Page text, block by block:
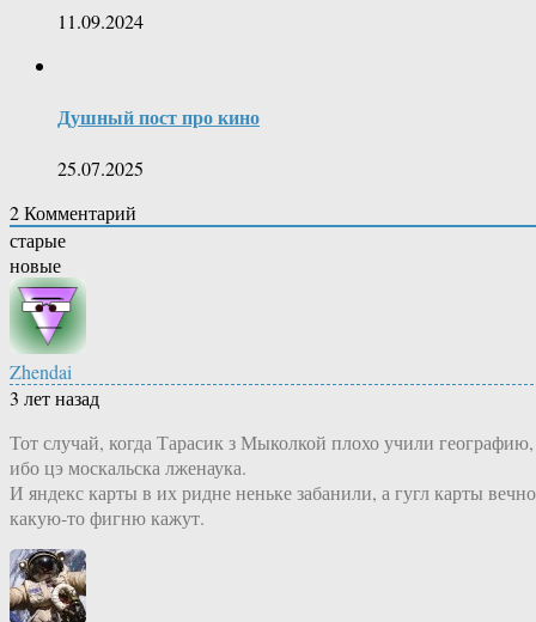
11.09.2024
Душный пост про кино
25.07.2025
2Комментарий
старые
новые
Zhendai
3 лет назад
Тот случай, когда Тарасик з Мыколкой плохо учили географию,
ибо цэ москальска лженаука.
И яндекс карты в их ридне неньке забанили, а гугл карты вечно
какую-то фигню кажут.